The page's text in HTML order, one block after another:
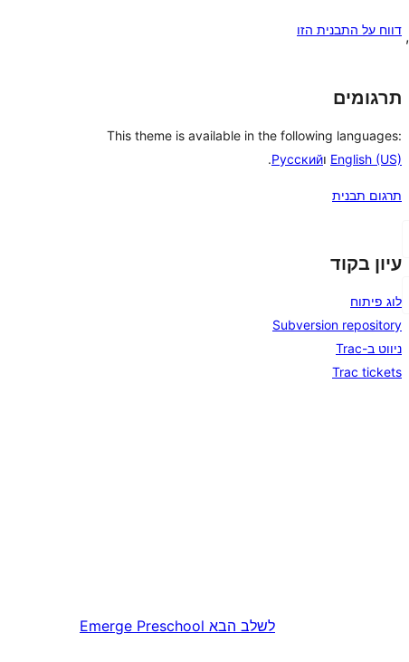
, דווח על התבנית הזו
תרגומים
This theme is available in the following languages:
English (US) וРусский
.
תרגום תבנית
עיון בקוד
לוג פיתוח
Subversion repository
ניווט ב-Trac
Trac tickets
לשלב הבא Emerge Preschool